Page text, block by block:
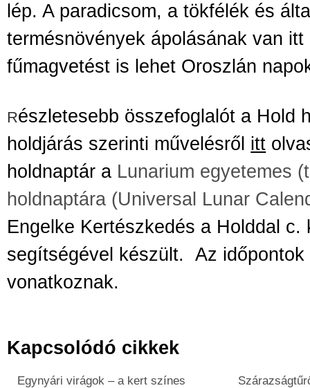
lép. A paradicsom, a tökfélék és
termésnövények ápolásának van
fűmagvetést is lehet Oroszlán
Részletesebb összefoglalót a Hold
holdjárás szerinti művelésről itt
holdnaptár a Lunarium egyetemes
holdnaptára (Universal Lunar
Engelke Kertészkedés a Holddal c.
segítségével készült.
Az
vonatkoznak.
Kapcsolódó cikkek
Egynyári virágok – a kert színes